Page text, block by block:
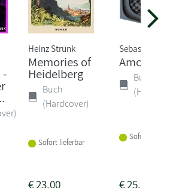
-
Heinz Strunk
Memories of
Heidelberg
Buch
(Hardcover)
Sofort lieferbar
€23,00
Sebastian
Amokspiel
Buch
Sofort
€25,00